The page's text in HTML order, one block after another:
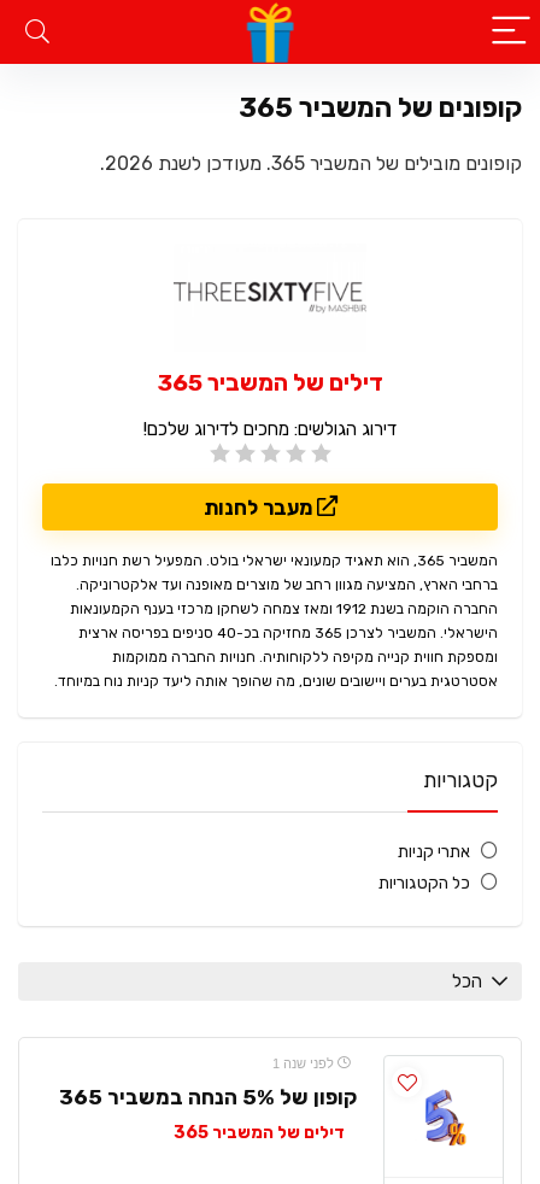
קופונים של המשביר 365
קופונים מובילים של המשביר 365. מעודכן לשנת 2026.
דילים של המשביר 365
דירוג הגולשים: מחכים לדירוג שלכם!
מעבר לחנות
המשביר 365, הוא תאגיד קמעונאי ישראלי בולט. המפעיל רשת חנויות כלבו
ברחבי הארץ, המציעה מגוון רחב של מוצרים מאופנה ועד אלקטרוניקה.
החברה הוקמה בשנת 1912 ומאז צמחה לשחקן מרכזי בענף הקמעונאות
הישראלי. המשביר לצרכן 365 מחזיקה בכ-40 סניפים בפריסה ארצית
ומספקת חווית קנייה מקיפה ללקוחותיה. חנויות החברה ממוקמות
אסטרטגית בערים ויישובים שונים, מה שהופך אותה ליעד קניות נוח במיוחד.
קטגוריות
אתרי קניות
כל הקטגוריות
הכל
לפני שנה 1
קופון של 5% הנחה במשביר 365
דילים של המשביר 365